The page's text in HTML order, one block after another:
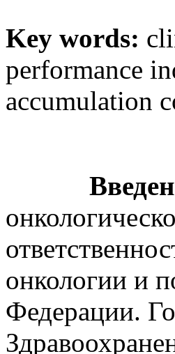
Key words:
performance
accumulation
онкологии и
Федерации.